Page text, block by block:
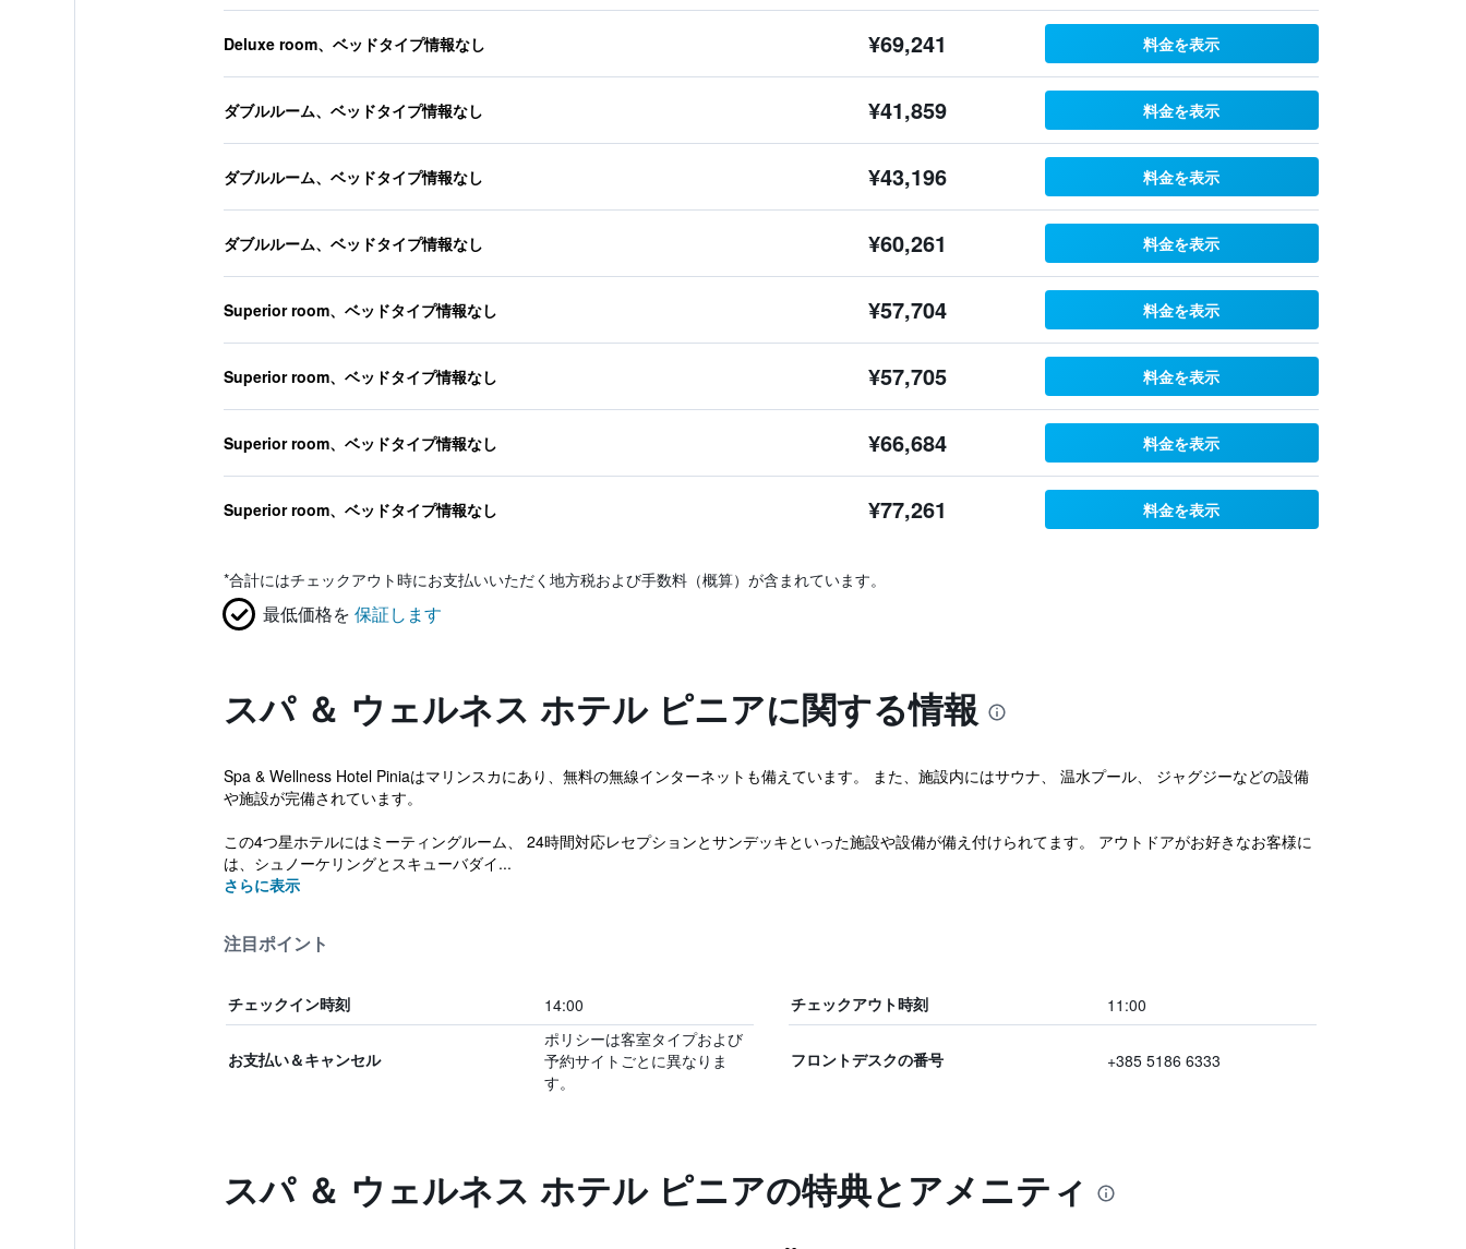
Deluxe room、ベッドタイプ情報なし ¥69,241 料金を表示
ダブルルーム、ベッドタイプ情報なし ¥41,859 料金を表示
ダブルルーム、ベッドタイプ情報なし ¥43,196 料金を表示
ダブルルーム、ベッドタイプ情報なし ¥60,261 料金を表示
Superior room、ベッドタイプ情報なし ¥57,704 料金を表示
Superior room、ベッドタイプ情報なし ¥57,705 料金を表示
Superior room、ベッドタイプ情報なし ¥66,684 料金を表示
Superior room、ベッドタイプ情報なし ¥77,261 料金を表示
*合計にはチェックアウト時にお支払いいただく地方税および手数料（概算）が含まれています。
最低価格を 保証します
スパ ＆ ウェルネス ホテル ピニアに関する情報
Spa & Wellness Hotel Piniaはマリンスカにあり、無料の無線インターネットも備えています。 また、施設内にはサウナ、 温水プール、 ジャグジーなどの設備
や施設が完備されています。
この4つ星ホテルにはミーティングルーム、 24時間対応レセプションとサンデッキといった施設や設備が備え付けられてます。 アウトドアがお好きなお客様に
は、シュノーケリングとスキューバダイ...
さらに表示
注目ポイント
チェックイン時刻 14:00 チェックアウト時刻 11:00
お支払い＆キャンセル
ポリシーは客室タイプおよび
予約サイトごとに異なりま
す。
フロントデスクの番号 +385 5186 6333
スパ ＆ ウェルネス ホテル ピニアの特典とアメニティ